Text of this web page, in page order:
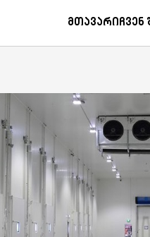
Parkcontrol
ᲛთავარიᲩვენ